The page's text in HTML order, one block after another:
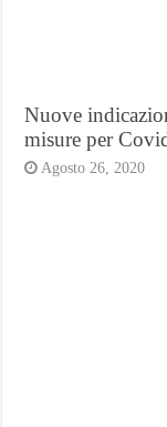
Nuove
misure per
Agosto 26, 2020